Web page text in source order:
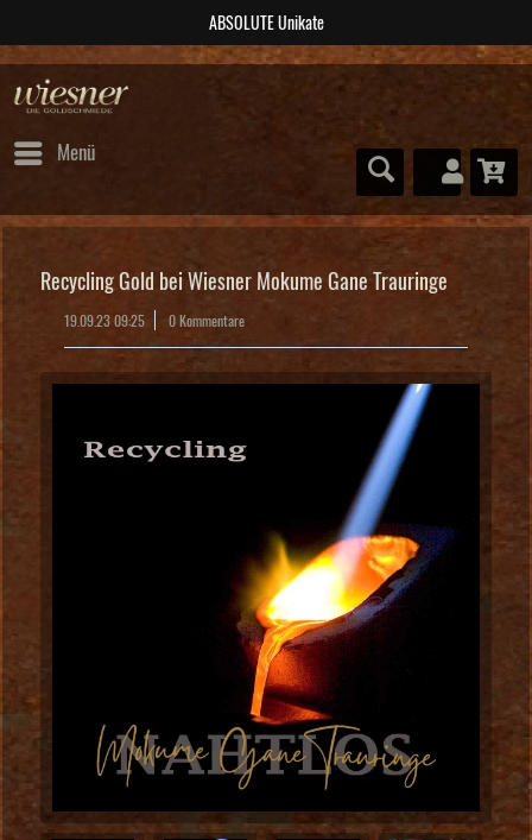
post@wiesner-trauringe.de
Menü
Recycling Gold bei Wiesner Mokume Gane Trauringe
19.09.23 09:25 0 Kommentare